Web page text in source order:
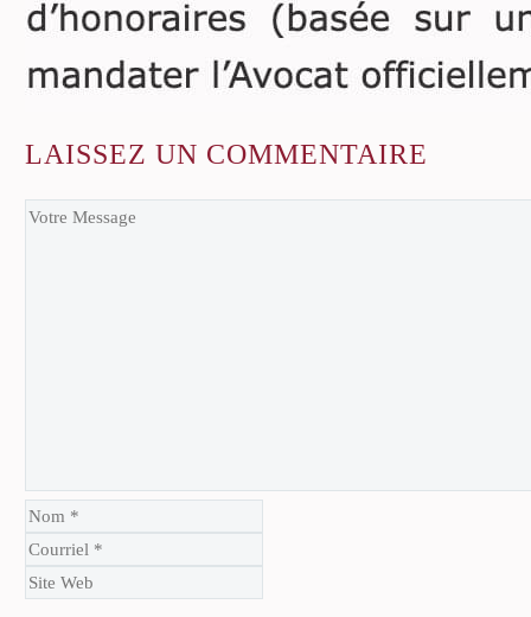
LAISSEZ UN COMMENTAIRE